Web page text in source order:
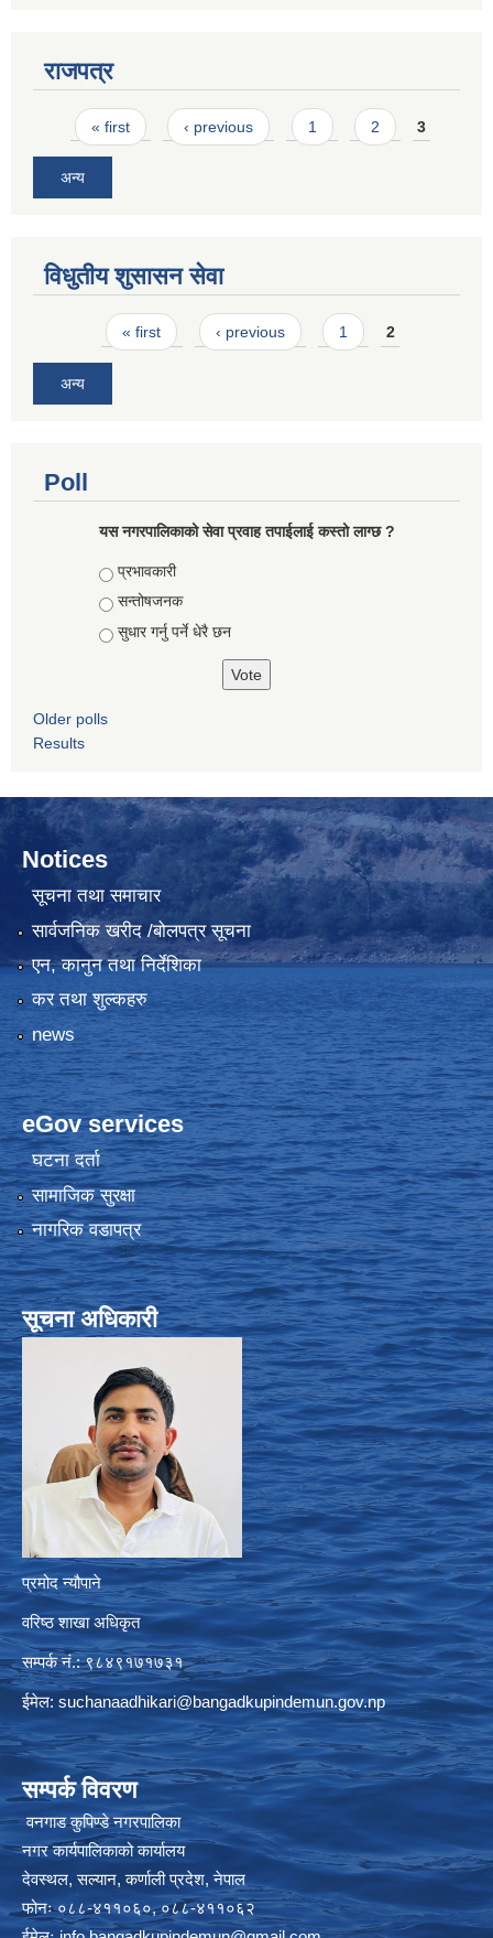
राजपत्र
Pages
« first ‹ previous 1 2 3
अन्य
विधुतीय शुसासन सेवा
Pages« first ‹ previous 1 2
अन्य
Poll
यस नगरपालिकाको सेवा प्रवाह तपाईलाई कस्तो लाग्छ ?
Choices
प्रभावकारी
सन्तोषजनक
सुधार गर्नु पर्ने धेरै छन
Older polls
Results
Notices
सूचना तथा समाचार
सार्वजनिक खरीद /बोलपत्र सूचना
एन, कानुन तथा निर्देशिका
कर तथा शुल्कहरु
news
eGov services
घटना दर्ता
सामाजिक सुरक्षा
नागरिक वडापत्र
सूचना अधिकारी
प्रमोद न्यौपाने
वरिष्ठ शाखा अधिकृत
सम्पर्क नं.: ९८४९१७१७३१
ईमेल: suchanaadhikari@bangadkupindemun.gov.np
सम्पर्क विवरण
वनगाड कुपिण्डे नगरपालिका
नगर कार्यपालिकाको कार्यालय
देवस्थल, सल्यान, कर्णाली प्रदेश, नेपाल
फोनः ०८८-४११०६०, ०८८-४११०६२